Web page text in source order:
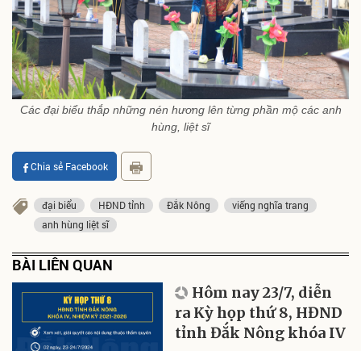
Các đại biểu thắp những nén hương lên từng phần mộ các anh
hùng, liệt sĩ
Chia sẻ Facebook
đại biểu HĐND tỉnh Đắk Nông
viếng nghĩa trang
anh hùng liệt sĩ
BÀI LIÊN QUAN
Hôm nay 23/7, diễn
ra Kỳ họp thứ 8, HĐND
tỉnh Đắk Nông khóa IV